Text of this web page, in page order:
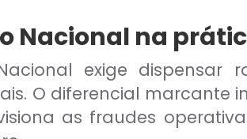
Nacional na
exige dispensar
O diferencial marcante
as fraudes